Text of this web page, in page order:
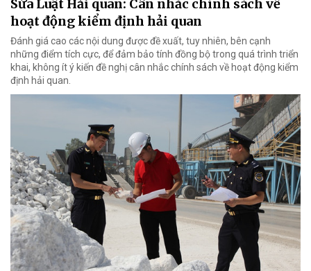
Sửa Luật Hải quan: Cân nhắc chính sách về
hoạt động kiểm định hải quan
Đánh giá cao các nội dung được đề xuất, tuy nhiên, bên cạnh
những điểm tích cực, để đảm bảo tính đồng bộ trong quá trình triển
khai, không ít ý kiến đề nghị cân nhắc chính sách về hoạt động kiểm
định hải quan.